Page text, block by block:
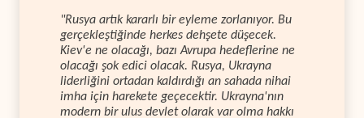
"Rusya artık kararlı bir eyleme zorlanıyor. Bu
gerçekleştiğinde herkes dehşete düşecek.
Kiev'e ne olacağı, bazı Avrupa hedeflerine ne
olacağı şok edici olacak. Rusya, Ukrayna
liderliğini ortadan kaldırdığı an sahada nihai
imha için harekete geçecektir. Ukrayna'nın
modern bir ulus devlet olarak var olma hakkı